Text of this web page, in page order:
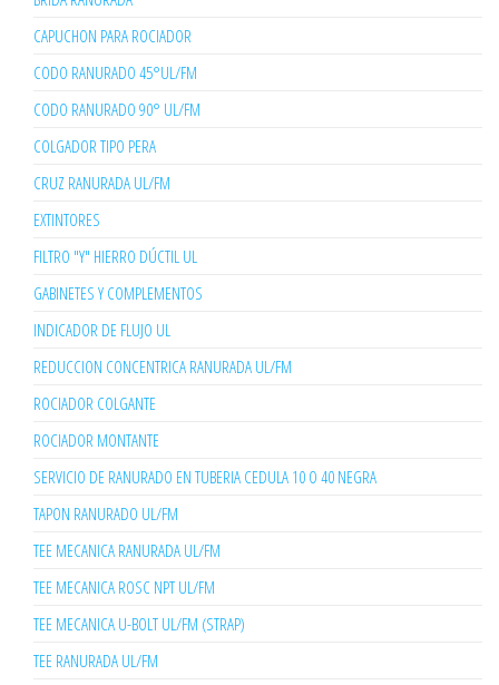
CAPUCHON PARA ROCIADOR
CODO RANURADO 45°UL/FM
CODO RANURADO 90° UL/FM
COLGADOR TIPO PERA
CRUZ RANURADA UL/FM
EXTINTORES
FILTRO "Y" HIERRO DÚCTIL UL
GABINETES Y COMPLEMENTOS
INDICADOR DE FLUJO UL
REDUCCION CONCENTRICA RANURADA UL/FM
ROCIADOR COLGANTE
ROCIADOR MONTANTE
SERVICIO DE RANURADO EN TUBERIA CEDULA 10 O 40 NEGRA
TAPON RANURADO UL/FM
TEE MECANICA RANURADA UL/FM
TEE MECANICA ROSC NPT UL/FM
TEE MECANICA U-BOLT UL/FM (STRAP)
TEE RANURADA UL/FM